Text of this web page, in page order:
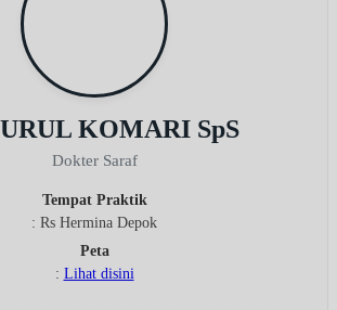
KOMARI SpS
Dokter Saraf
Tempat Praktik
: Rs Hermina Depok
Peta
: Lihat disini